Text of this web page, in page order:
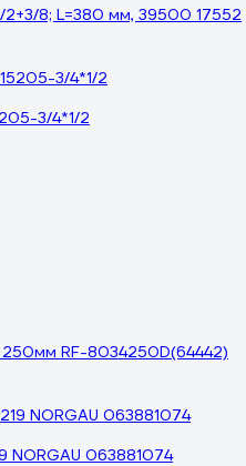
8; L=380 мм, 39500 17552
3/4*1/2
RF-8034250D(64442)
NORGAU 063881074